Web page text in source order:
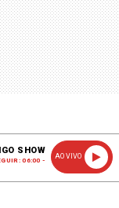
SHOW
06:00 -
AO VIVO